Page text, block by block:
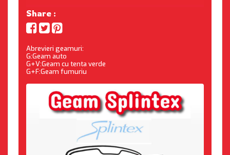
Share :
Abrevieri geamuri:
G:Geam auto
G+V:Geam cu tenta verde
G+F:Geam fumuriu